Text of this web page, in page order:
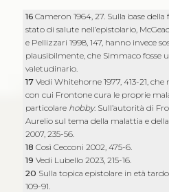
16Cameron 1964, 27. Sulla base
stato di salute nell’epistolario,
e Pellizzari 1998, 147, hanno invece
plausibilmente, che Simmaco fosse
valetudinario.
17Vedi Whitehorne 1977, 413-21, che
con cui Frontone cura le proprie
particolare hobby. Sull’autorità di
Aurelio sul tema della malattia e
2007, 235-56.
18Così Cecconi 2002, 475-6.
19Vedi Lubello 2023, 215-16.
20 Sulla topica epistolare in età
109-91.